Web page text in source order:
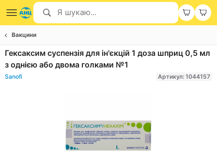
Вакцини
Гексаксим суспензія для ін'єкцій 1 доза шприц 0,5 мл
з однією або двома голками №1
Sanofi Артикул: 1044157